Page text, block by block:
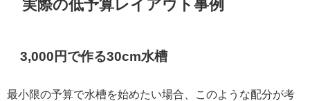
実際の低予算レイアウト事例
3,000円で作る30cm水槽
最小限の予算で水槽を始めたい場合、このような配分が考